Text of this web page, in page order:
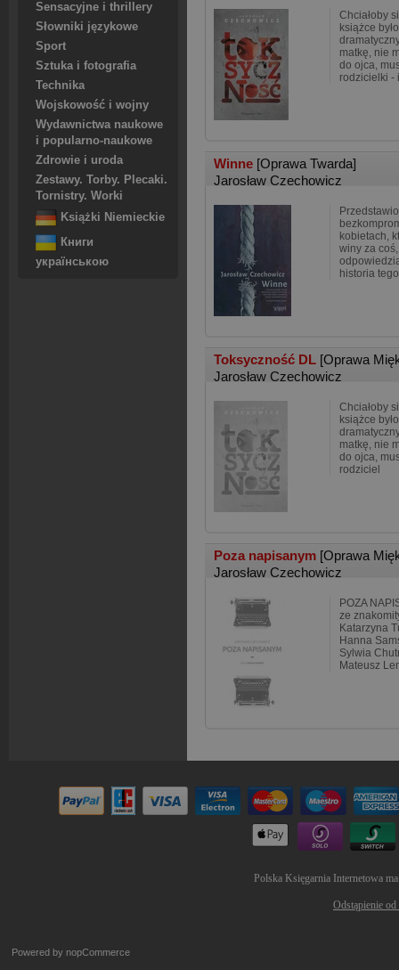
Sensacyjne i thrillery
Słowniki językowe
Sport
Sztuka i fotografia
Technika
Wojskowość i wojny
Wydawnictwa naukowe
i popularno-naukowe
Zdrowie i uroda
Zestawy. Torby. Plecaki.
Tornistry. Worki
Książki Niemieckie
Книги
українською
Chciałoby
książce
matkę, nie
do ojca,
rodzicielki -
Winne [Oprawa Twarda]
Jarosław Czechowicz
kobietach,
winy za
historia
Toksyczność DL [Oprawa
Jarosław Czechowicz
Chciałoby
książce
matkę, nie
do ojca,
rodziciel
Poza napisanym [Oprawa
Jarosław Czechowicz
POZA
ze
Katarzyna
Hanna
Sylwia
Mateusz
Polska Księgarnia Internetowa
Odstąpienie
Powered by nopCommerce